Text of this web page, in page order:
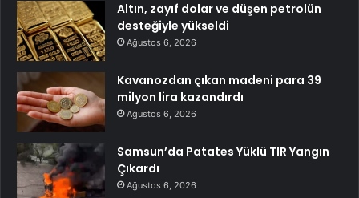
Altın, zayıf dolar ve düşen petrolün
desteğiyle yükseldi
Ağustos 6, 2026
Kavanozdan çıkan madeni para 39
milyon lira kazandırdı
Ağustos 6, 2026
Samsun’da Patates Yüklü TIR Yangın
Çıkardı
Ağustos 6, 2026